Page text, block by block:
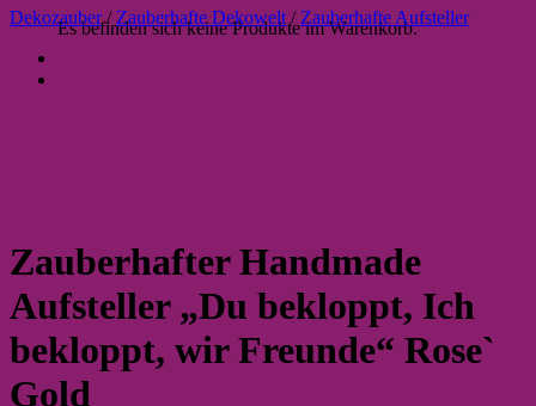
Es befinden sich keine Produkte im Warenkorb.
Dekozauber / Zauberhafte Dekowelt / Zauberhafte Aufsteller
Zauberhafter Handmade
Aufsteller „Du bekloppt, Ich
bekloppt, wir Freunde“ Rose`
Gold